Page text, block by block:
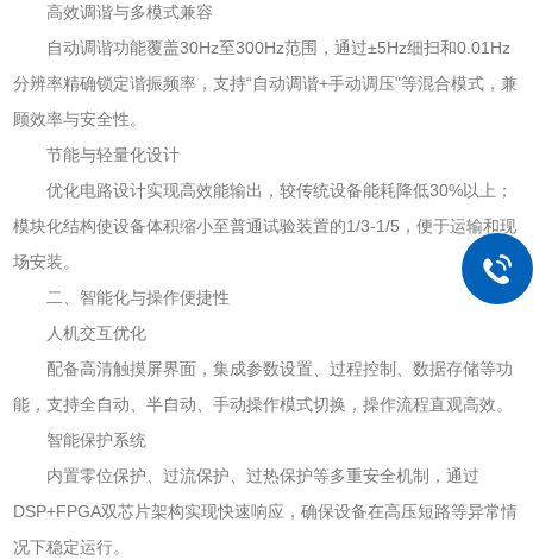
高效调谐与多模式兼容
自动调谐功能覆盖30Hz至300Hz范围，通过‌±5Hz细扫和0.01Hz
分辨率精确锁定谐振频率，支持“自动调谐+手动调压"等混合模式，兼
顾效率与安全性。
节能与轻量化设计
优化电路设计实现高效能输出，较传统设备能耗降低30%以上；
模块化结构使设备体积缩小至普通试验装置的1/3-1/5，便于运输和现
场安装。
二、智能化与操作便捷性
人机交互优化
配备高清触摸屏界面，集成参数设置、过程控制、数据存储等功
能，支持全自动、半自动、手动操作模式切换，操作流程直观高效‌。
智能保护系统
内置零位保护、过流保护、过热保护等多重安全机制，通过
DSP+FPGA双芯片架构实现快速响应，确保设备在高压短路等异常情
况下稳定运行。